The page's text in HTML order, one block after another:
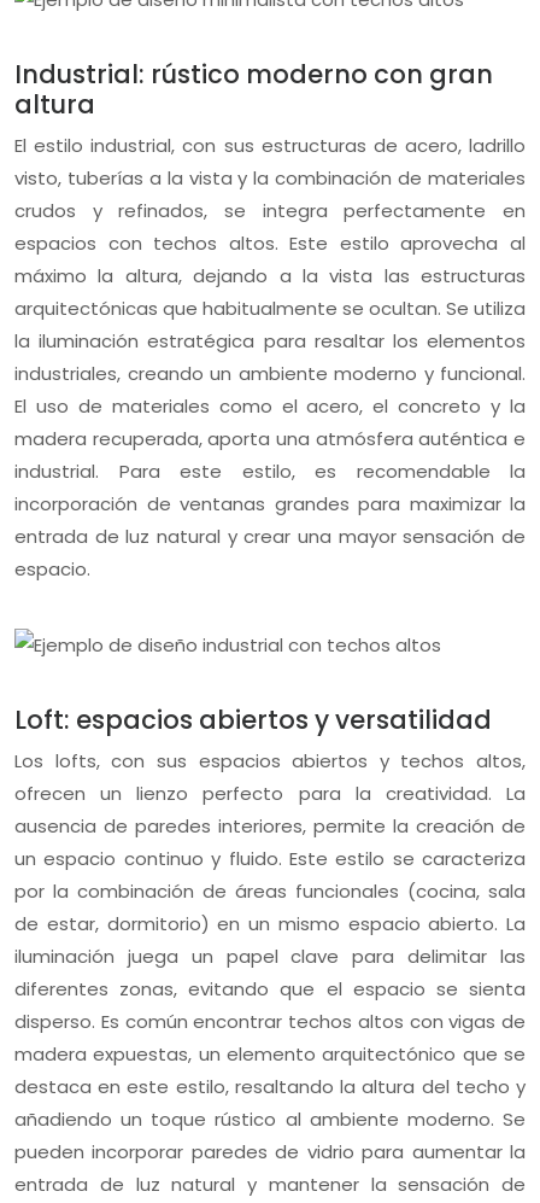
Industrial: rústico moderno con gran
altura
El estilo industrial, con sus estructuras de acero, ladrillo
visto, tuberías a la vista y la combinación de materiales
crudos y refinados, se integra perfectamente en
espacios con techos altos. Este estilo aprovecha al
máximo la altura, dejando a la vista las estructuras
arquitectónicas que habitualmente se ocultan. Se utiliza
la iluminación estratégica para resaltar los elementos
industriales, creando un ambiente moderno y funcional.
El uso de materiales como el acero, el concreto y la
madera recuperada, aporta una atmósfera auténtica e
industrial. Para este estilo, es recomendable la
incorporación de ventanas grandes para maximizar la
entrada de luz natural y crear una mayor sensación de
espacio.
Loft: espacios abiertos y versatilidad
Los lofts, con sus espacios abiertos y techos altos,
ofrecen un lienzo perfecto para la creatividad. La
ausencia de paredes interiores, permite la creación de
un espacio continuo y fluido. Este estilo se caracteriza
por la combinación de áreas funcionales (cocina, sala
de estar, dormitorio) en un mismo espacio abierto. La
iluminación juega un papel clave para delimitar las
diferentes zonas, evitando que el espacio se sienta
disperso. Es común encontrar techos altos con vigas de
madera expuestas, un elemento arquitectónico que se
destaca en este estilo, resaltando la altura del techo y
añadiendo un toque rústico al ambiente moderno. Se
pueden incorporar paredes de vidrio para aumentar la
entrada de luz natural y mantener la sensación de